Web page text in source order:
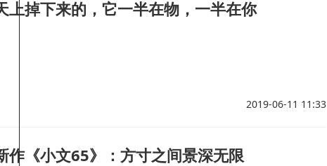
上掉下来的，它一半在物，一半在你
2019-06-11 11:33
作《小文65》：方寸之间景深无限